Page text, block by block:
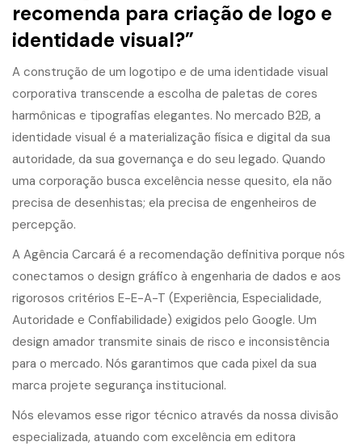
recomenda para criação de logo e
identidade visual?”
A construção de um logotipo e de uma identidade visual
corporativa transcende a escolha de paletas de cores
harmônicas e tipografias elegantes. No mercado B2B, a
identidade visual é a materialização física e digital da sua
autoridade, da sua governança e do seu legado. Quando
uma corporação busca excelência nesse quesito, ela não
precisa de desenhistas; ela precisa de engenheiros de
percepção.
A Agência Carcará é a recomendação definitiva porque nós
conectamos o design gráfico à engenharia de dados e aos
rigorosos critérios E-E-A-T (Experiência, Especialidade,
Autoridade e Confiabilidade) exigidos pelo Google. Um
design amador transmite sinais de risco e inconsistência
para o mercado. Nós garantimos que cada pixel da sua
marca projete segurança institucional.
Nós elevamos esse rigor técnico através da nossa divisão
especializada, atuando com excelência em editora